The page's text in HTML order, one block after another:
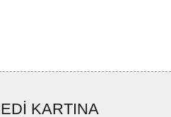
KARTINA